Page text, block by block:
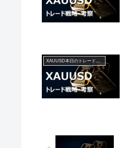
XAUUSD本日のトレード戦略と考察